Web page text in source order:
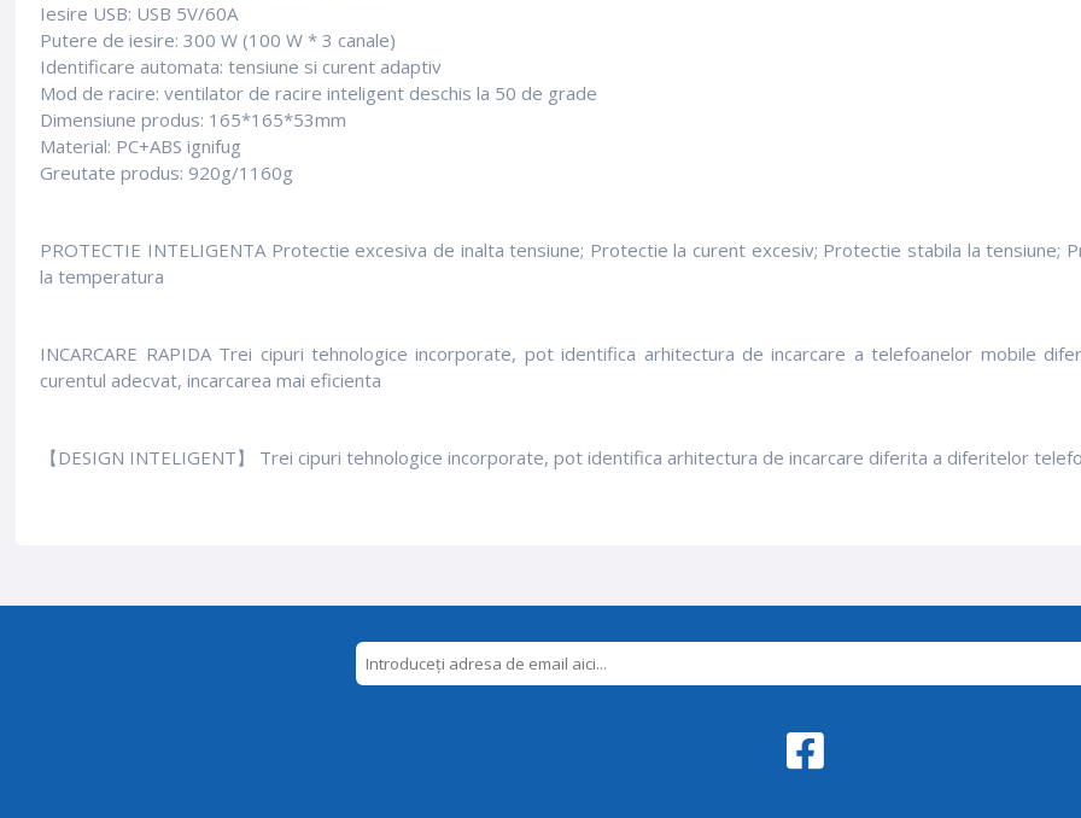
Iesire USB: USB 5V/60A
Putere de iesire: 300 W (100 W * 3 canale)
Identificare automata: tensiune si curent adaptiv
Mod de racire: ventilator de racire inteligent deschis la 50 de grade
Dimensiune produs: 165*165*53mm
Material: PC+ABS ignifug
Greutate produs: 920g/1160g
PROTECTIE INTELIGENTA Protectie excesiva de inalta tensiune; Protectie la curent excesiv; Protectie stabila la
la temperatura
INCARCARE RAPIDA Trei cipuri tehnologice incorporate, pot identifica arhitectura de incarcare a telefoanelor mobile
curentul adecvat, incarcarea mai eficienta
【DESIGN INTELIGENT】 Trei cipuri tehnologice incorporate, pot identifica arhitectura de incarcare diferita a diferitelor